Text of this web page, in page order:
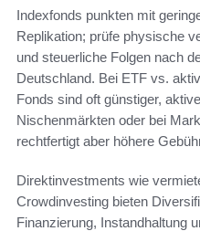
Indexfonds punkten mit
Replikation; prüfe physische
und steuerliche Folgen nach
Deutschland. Bei ETF vs.
Fonds sind oft günstiger,
Nischenmärkten oder bei
rechtfertigt aber höhere
Direktinvestments wie
Crowdinvesting bieten
Finanzierung, Instandhaltung